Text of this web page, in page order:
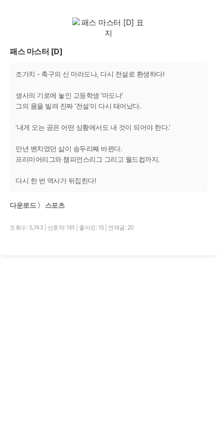
패스 마스터 [D]
조가치 - 축구의 신 마라도나, 다시 전설로 환생하다!
생사의 기로에 놓인 고등학생 '마도나'
그의 몸을 빌려 진짜 ‘전설’이 다시 태어났다.
‘내게 오는 공은 어떤 상황에서도 내 것이 되어야 한다.’
만년 벤치였던 삶이 송두리째 바뀐다.
프리미어리그와 챔피언스리그 그리고 월드컵까지.
다시 한 번 역사가 뒤집힌다!
다운로드 〉 스포츠
조회수: 5,743 선호작: 161 좋아요: 15 연재글: 20